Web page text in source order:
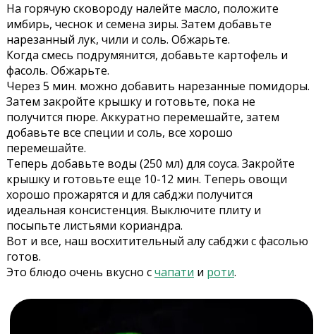
На горячую сковороду налейте масло, положите
имбирь, чеснок и семена зиры. Затем добавьте
нарезанный лук, чили и соль. Обжарьте.
Когда смесь подрумянится, добавьте картофель и
фасоль. Обжарьте.
Через 5 мин. можно добавить нарезанные помидоры.
Затем закройте крышку и готовьте, пока не
получится пюре. Аккуратно перемешайте, затем
добавьте все специи и соль, все хорошо
перемешайте.
Теперь добавьте воды (250 мл) для соуса. Закройте
крышку и готовьте еще 10-12 мин. Теперь овощи
хорошо прожарятся и для сабджи получится
идеальная консистенция. Выключите плиту и
посыпьте листьями кориандра.
Вот и все, наш восхитительный алу сабджи с фасолью
готов.
Это блюдо очень вкусно счапати и роти.